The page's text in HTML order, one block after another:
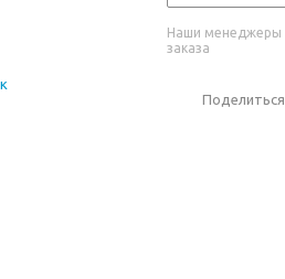
Наши менеджеры
заказа
Поделиться